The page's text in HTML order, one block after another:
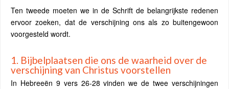
Ten tweede moeten we in de Schrift de belangrijkste redenen
ervoor zoeken, dat de verschijning ons als zo buitengewoon
voorgesteld wordt.
1. Bijbelplaatsen die ons de waarheid over de
verschijning van Christus voorstellen
In Hebreeën 9 vers 26-28 vinden we de twee verschijningen